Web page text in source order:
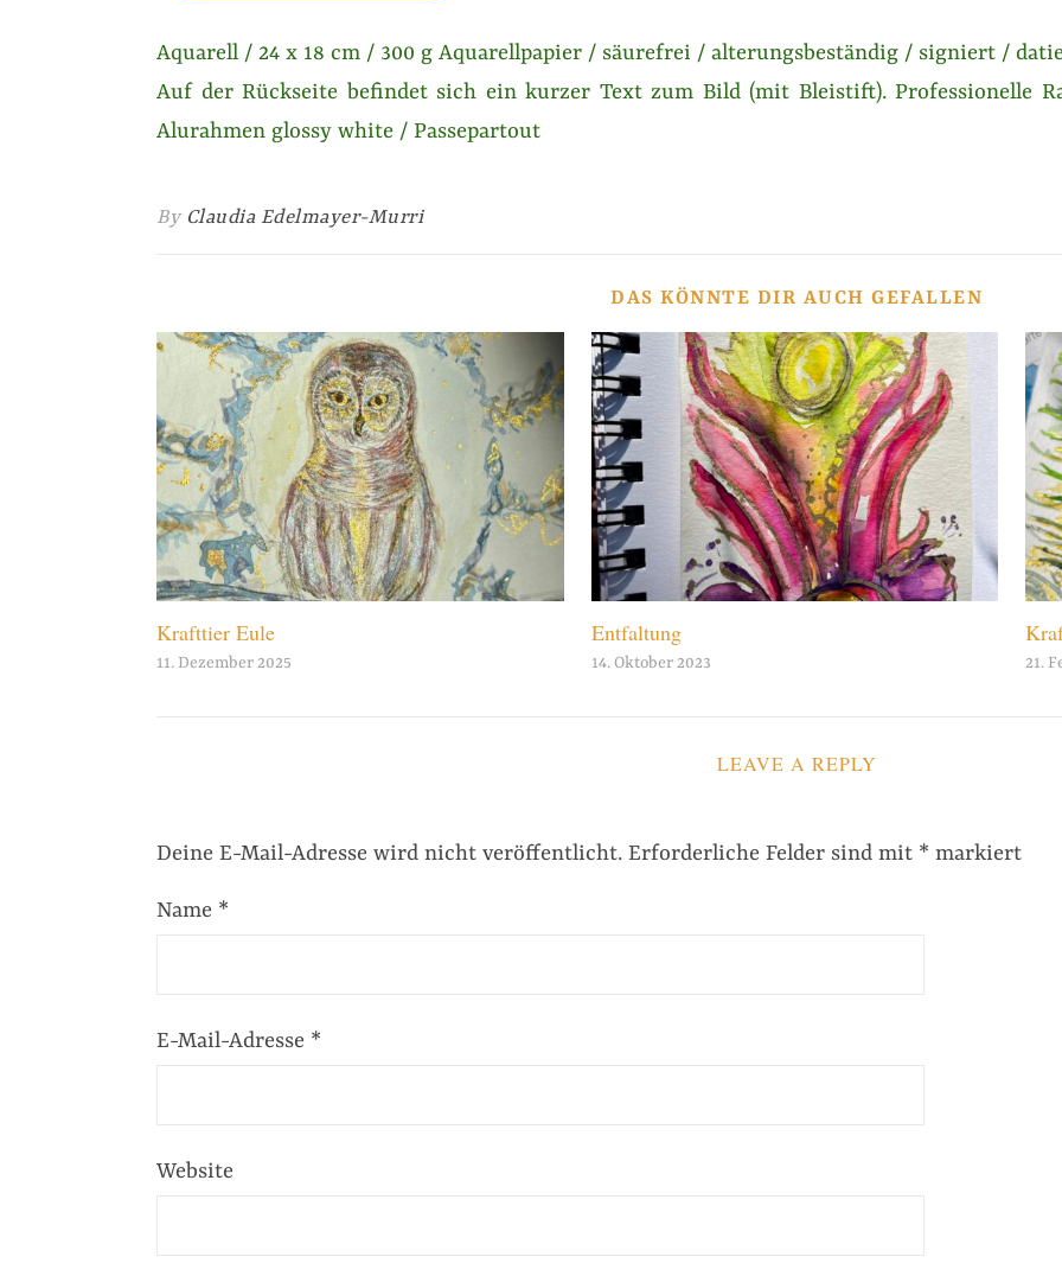
Aquarell / 24 x 18 cm / 300 g Aquarellpapier / säurefrei / alterungsbeständig / signiert /
Auf der Rückseite befindet sich ein kurzer Text zum Bild (mit Bleistift). Professionelle
Alurahmen glossy white / Passepartout
By Claudia Edelmayer-Murri
DAS KÖNNTE DIR AUCH GEFALLEN
Krafttier Eule
11. Dezember 2025
Entfaltung
14. Oktober 2023 21.
LEAVE A REPLY
Deine E-Mail-Adresse wird nicht veröffentlicht. Erforderliche Felder sind mit * markiert
Name *
E-Mail-Adresse *
Website